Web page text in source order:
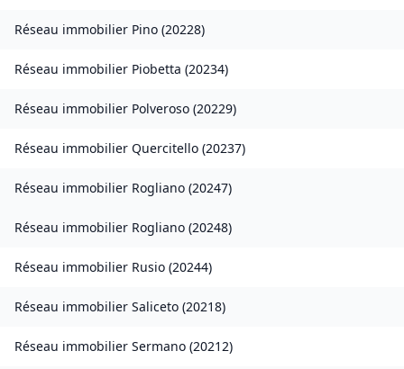
Réseau immobilier Pino (20228)
Réseau immobilier Piobetta (20234)
Réseau immobilier Polveroso (20229)
Réseau immobilier Quercitello (20237)
Réseau immobilier Rogliano (20247)
Réseau immobilier Rogliano (20248)
Réseau immobilier Rusio (20244)
Réseau immobilier Saliceto (20218)
Réseau immobilier Sermano (20212)